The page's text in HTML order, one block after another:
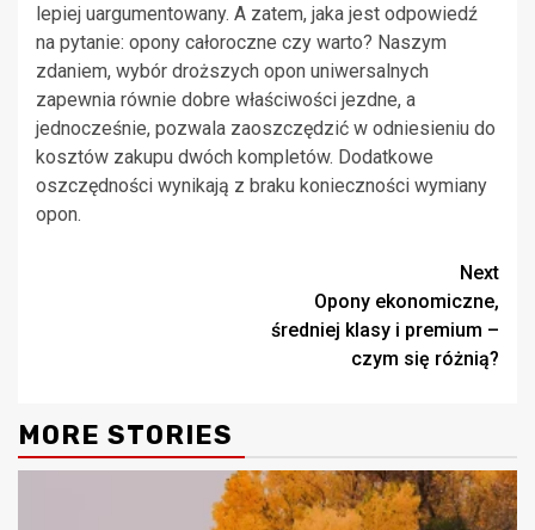
lepiej uargumentowany. A zatem, jaka jest odpowiedź
na pytanie: opony całoroczne czy warto? Naszym
zdaniem, wybór droższych opon uniwersalnych
zapewnia równie dobre właściwości jezdne, a
jednocześnie, pozwala zaoszczędzić w odniesieniu do
kosztów zakupu dwóch kompletów. Dodatkowe
oszczędności wynikają z braku konieczności wymiany
opon.
Next
Opony ekonomiczne,
średniej klasy i premium –
czym się różnią?
MORE STORIES